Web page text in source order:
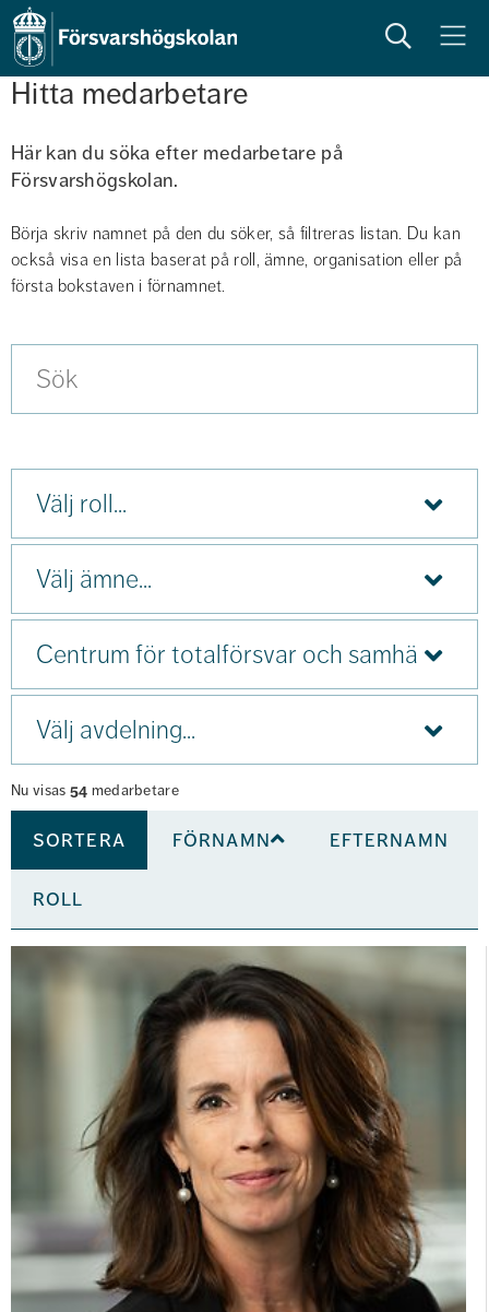
Sök Meny
Hitta medarbetare
Här kan du söka efter medarbetare på
Försvarshögskolan.
Börja skriv namnet på den du söker, så filtreras listan. Du kan
också visa en lista baserat på roll, ämne, organisation eller på
första bokstaven i förnamnet.
Välj
roll...
Välj
ämne...
Välj
institution...
Välj
avdelning...
Nu visas 54 medarbetare
sortera förnamn efternamn
roll